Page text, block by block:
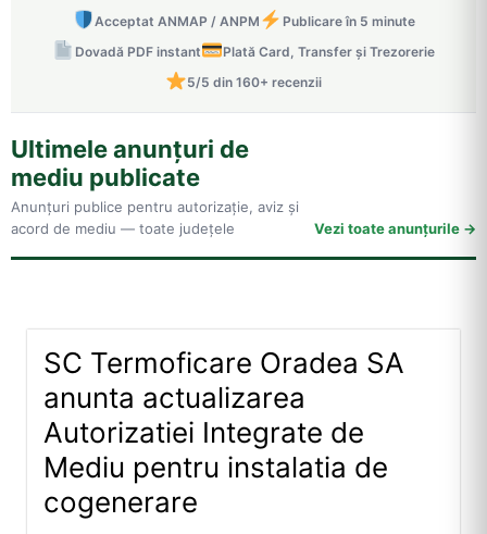
Acceptat ANMAP / ANPM
Publicare în 5 minute
Dovadă PDF instant
Plată Card, Transfer și Trezorerie
5/5 din 160+ recenzii
Ultimele anunțuri de
mediu publicate
Anunțuri publice pentru autorizație, aviz și
acord de mediu — toate județele
Vezi toate anunțurile
SC Termoficare Oradea SA
anunta actualizarea
Autorizatiei Integrate de
Mediu pentru instalatia de
cogenerare